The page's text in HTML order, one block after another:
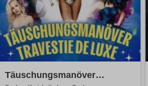
Täuschungsmanöver